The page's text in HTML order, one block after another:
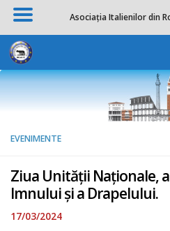
Skip to content
EVENIMENTE
Ziua Unității Naționale,
Imnului și a Drapelului.
17/03/2024
Asociația Italienilor din